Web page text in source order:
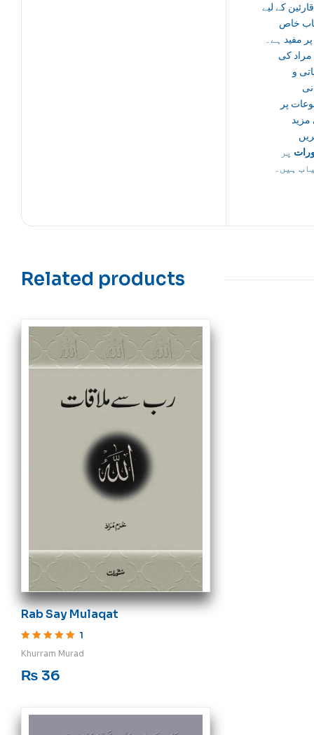
کے لیے
خاص
مفید ہے۔
کی
و
پر
مزید
پر
ہیں۔
Related products
Rab Say Mulaqat
1
Khurram Murad
₨ 36